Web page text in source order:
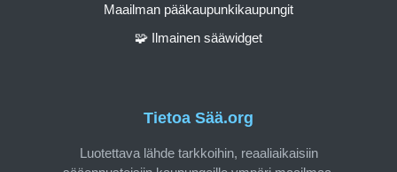
Tietoa Sää.org
Luotettava lähde tarkkoihin, reaaliaikaisiin
Maailman pääkaupunkikaupungit
🧩 Ilmainen sääwidget